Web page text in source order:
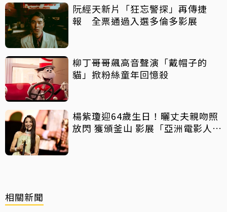
阮經天新片「狂忘警探」再傳捷
報 全票通過入選多倫多影展
柳丁哥哥飆高音聲演「戴帽子的
貓」掀粉絲童年回憶殺
楊紫瓊迎64歲生日！曬丈夫親吻照
放閃 獲頒釜山 影展「亞洲電影人
相關新聞